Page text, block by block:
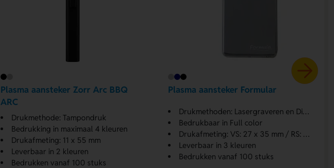
Plasma aansteker Zorr Arc BBQ
ARC
Drukmethode: Tampondruk
Bedrukking in maximaal 4 kleuren
Drukafmeting: 11 x 55 mm
Leverbaar in 2 kleuren
Bedrukken vanaf 100 stuks
Plasma aansteker Formular
Drukmethoden: Lasergraveren en Digitale print
Bedrukbaar in Full color
Drukafmeting: VS: 27 x 35 mm / RS: 27 x 50 mm
Leverbaar in 3 kleuren
Bedrukken vanaf 100 stuks